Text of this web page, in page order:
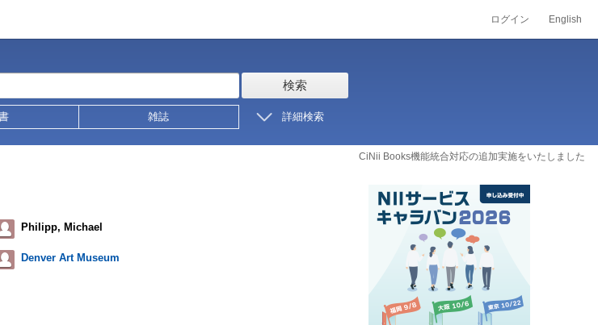
ログイン English
検索
雑誌 詳細検索
CiNii Books機能統合対応の追加実施をいたしました
Philipp, Michael
Denver Art Museum